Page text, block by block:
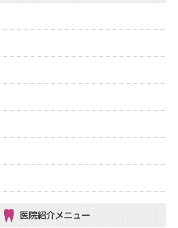
医院紹介メニュー